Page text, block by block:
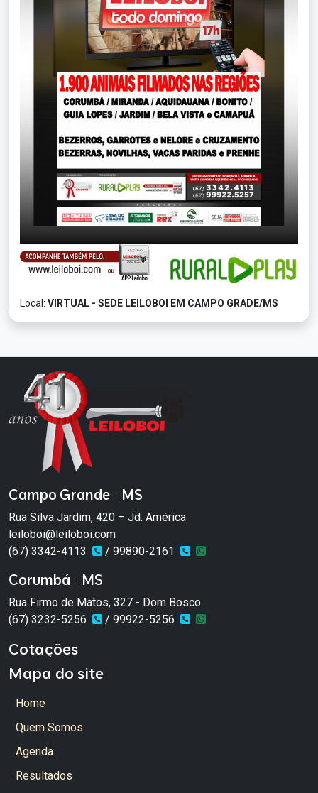
Local: VIRTUAL - SEDE LEILOBOI EM CAMPO GRADE/MS
Campo Grande - MS
Rua Silva Jardim, 420 – Jd. América
leiloboi@leiloboi.com
(67) 3342-4113
/ 99890-2161
Corumbá - MS
Rua Firmo de Matos, 327 - Dom Bosco
(67) 3232-5256
/ 99922-5256
Cotações
Mapa do site
Home
Quem Somos
Agenda
Resultados